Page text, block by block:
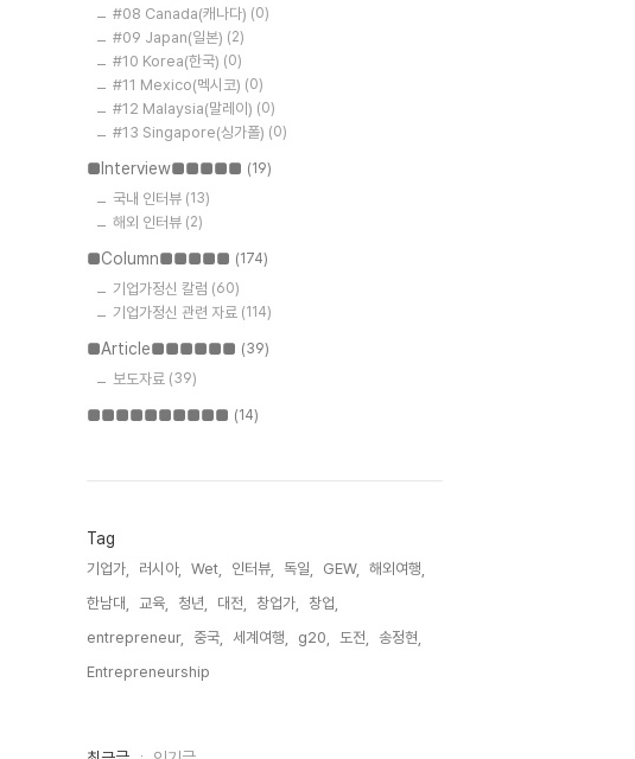
#08 Canada(캐나다) (0)
#09 Japan(일본) (2)
#10 Korea(한국) (0)
#11 Mexico(멕시코) (0)
#12 Malaysia(말레이) (0)
#13 Singapore(싱가폴) (0)
■Interview■■■■■ (19)
국내 인터뷰 (13)
해외 인터뷰 (2)
■Column■■■■■ (174)
기업가정신 칼럼 (60)
기업가정신 관련 자료 (114)
■Article■■■■■■ (39)
보도자료 (39)
■■■■■■■■■■ (14)
Tag
기업가, 러시아, Wet, 인터뷰, 독일, GEW,
해외여행,
한남대,
교육, 청년, 대전, 창업가,
창업,
entrepreneur,
중국, 세계여행, g20, 도전,
송정현,
Entrepreneurship,
최